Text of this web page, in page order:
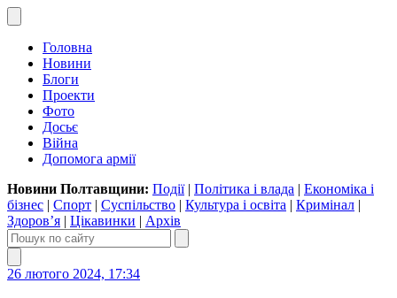
Головна
Новини
Блоги
Проекти
Фото
Досьє
Війна
Допомога армії
Новини Полтавщини: Події| Політика і влада | Економіка і
бізнес | Спорт | Суспільство | Культура і освіта | Кримінал |
Здоров’я | Цікавинки | Архів
26 лютого 2024, 17:34